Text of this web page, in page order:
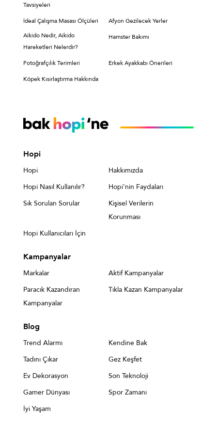
Tavsiyeleri
İdeal Çalışma Masası Ölçüleri
Afyon Gezilecek Yerler
Aikido Nedir, Aikido
Hareketleri Nelerdir?
Hamster Bakımı
Fotoğrafçılık Terimleri Erkek Ayakkabı Önerileri
Köpek Kısırlaştırma Hakkında
Hopi
Hopi
Hakkımızda
Hopi Nasıl Kullanılır?
Hopi'nin Faydaları
Sık Sorulan Sorular
Kişisel Verilerin
Korunması
Hopi Kullanıcıları İçin
Kampanyalar
Markalar
Aktif Kampanyalar
Paracık Kazandıran
Kampanyalar
Tıkla Kazan Kampanyalar
Blog
Trend Alarmı
Kendine Bak
Tadını Çıkar
Gez Keşfet
Ev Dekorasyon
Son Teknoloji
Gamer Dünyası
Spor Zamanı
İyi Yaşam